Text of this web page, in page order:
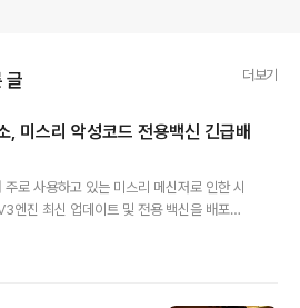
글 더보기
미스리 악성코드 전용백신 긴급배
로 사용하고 있는 미스리 메신저로 인한 시
엔진 최신 업데이트 및 전용 백신을 배포했
등의 장애현상이 발생 했으며, 일부에선